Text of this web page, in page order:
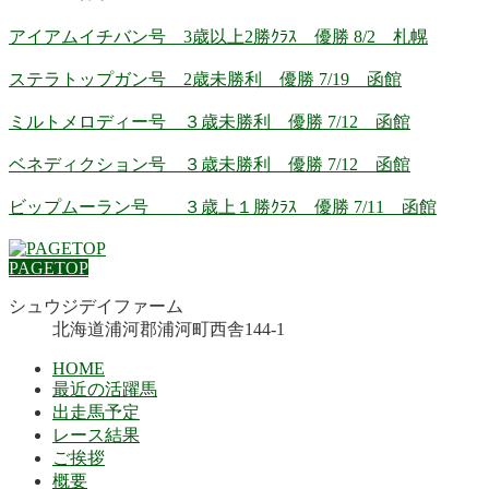
アイアムイチバン号 3歳以上2勝ｸﾗｽ 優勝 8/2 札幌
ステラトップガン号 2歳未勝利 優勝 7/19 函館
ミルトメロディー号 ３歳未勝利 優勝 7/12 函館
ベネディクション号 ３歳未勝利 優勝 7/12 函館
ビップムーラン号 ３歳上１勝ｸﾗｽ 優勝 7/11 函館
PAGETOP
シュウジデイファーム
北海道浦河郡浦河町西舎144-1
HOME
最近の活躍馬
出走馬予定
レース結果
ご挨拶
概要